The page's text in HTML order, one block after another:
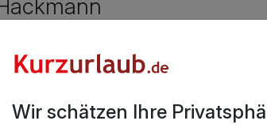
114,00 €
90,00 €
Kostenloses W-LAN
Wir schätzen Ihre